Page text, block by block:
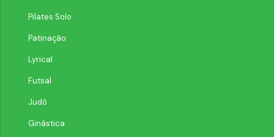
Pilates Solo
Patinação
Lyrical
Futsal
Judô
Ginástica